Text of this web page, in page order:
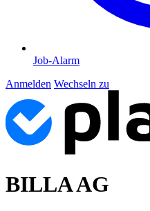
Job-Alarm
Anmelden Wechseln zu
BILLA AG